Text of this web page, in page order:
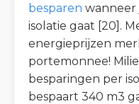
besparen wanneer
isolatie gaat [20].
energieprijzen
portemonnee!
besparingen per
bespaart 340 m3